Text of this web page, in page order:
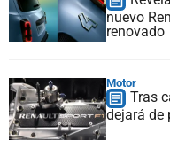
nuevo
renovado
Motor
Tras
dejará de